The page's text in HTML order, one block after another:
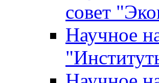
совет
Научное